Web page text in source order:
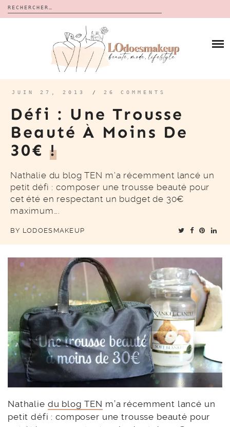
Rechercher :
CALENDRIERS DE L’AVENT
BON PLAN
À PROPOS
CONTACT
JUIN 27, 2013 / 26 COMMENTS
Défi : Une Trousse
Beauté À Moins De
30€ !
Nathalie du blog TEN m’a récemment lancé un
petit défi : composer une trousse beauté pour
cet été en respectant un budget de 30€
maximum….
BY LODOESMAKEUP
Nathalie du blog TEN m’a récemment lancé un
petit défi : composer une trousse beauté pour